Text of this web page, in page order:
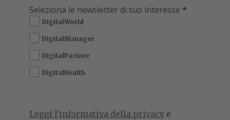
Seleziona le newsletter di tuo interesse *
DigitalWorld
DigitalManager
DigitalPartner
DigitalHealth
Leggi l'informativa della privacy e